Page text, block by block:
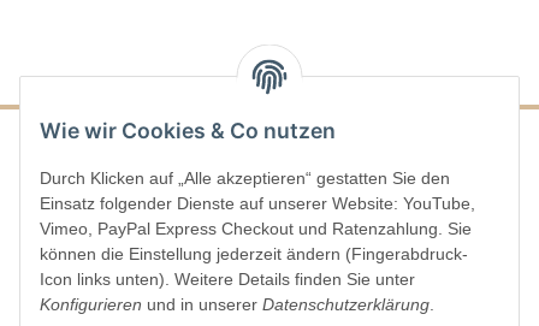
Wie wir Cookies & Co nutzen
Durch Klicken auf „Alle akzeptieren“ gestatten Sie den
Einsatz folgender Dienste auf unserer Website: YouTube,
Vimeo, PayPal Express Checkout und Ratenzahlung. Sie
können die Einstellung jederzeit ändern (Fingerabdruck-
Icon links unten). Weitere Details finden Sie unter
Konfigurieren und in unserer Datenschutzerklärung.
Informationen
Gesetzliche Informationen